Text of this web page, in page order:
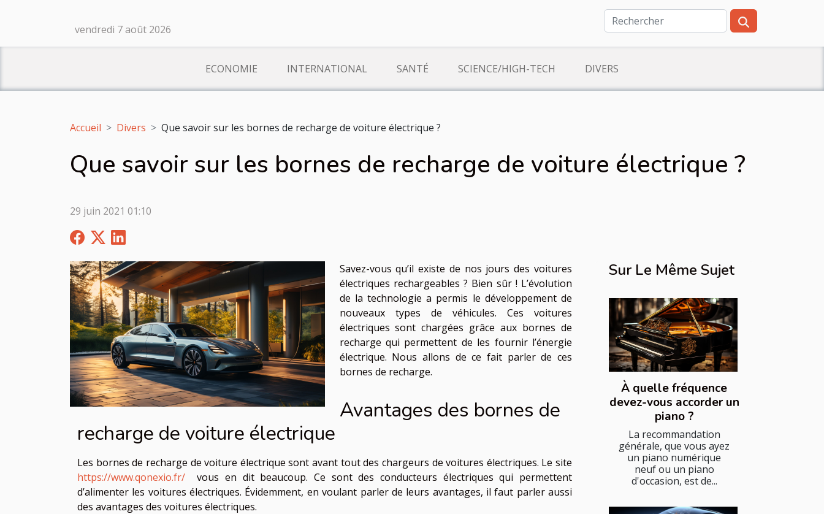
vendredi 7 août 2026
ECONOMIE INTERNATIONAL SANTÉ SCIENCE/HIGH-TECH DIVERS
Accueil Divers Que savoir sur les bornes de recharge de voiture électrique ?
Que savoir sur les bornes de recharge de voiture électrique ?
29 juin 2021 01:10
Savez-vous qu’il existe de nos jours des voitures
électriques rechargeables ? Bien sûr ! L’évolution
de la technologie a permis le développement de
nouveaux types de véhicules. Ces voitures
électriques sont chargées grâce aux bornes de
recharge qui permettent de les fournir l’énergie
électrique. Nous allons de ce fait parler de ces
bornes de recharge.
Avantages des bornes de
recharge de voiture électrique
Les bornes de recharge de voiture électrique sont avant tout des chargeurs de voitures électriques. Le site
https://www.qonexio.fr/ vous en dit beaucoup. Ce sont des conducteurs électriques qui permettent
d’alimenter les voitures électriques. Évidemment, en voulant parler de leurs avantages, il faut parler aussi
des avantages des voitures électriques.
Sur Le Même Sujet
À quelle fréquence
devez-vous accorder un
piano ?
La recommandation
générale, que vous ayez
un piano numérique
neuf ou un piano
d'occasion, est de...